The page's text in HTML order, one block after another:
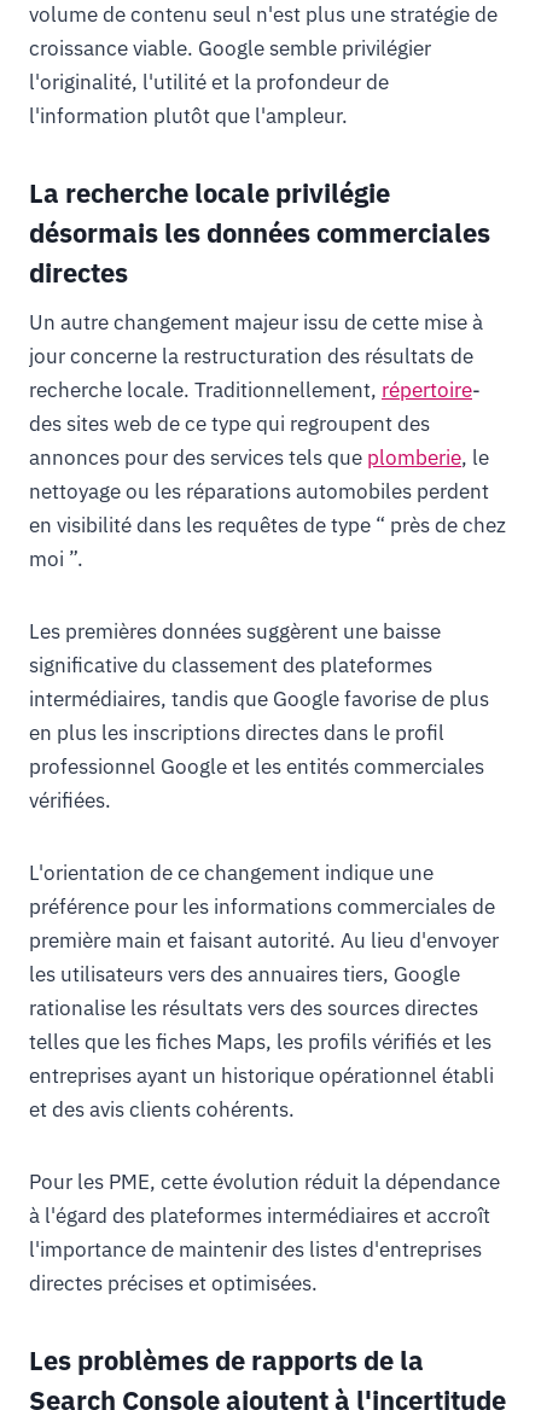
volume de contenu seul n'est plus une stratégie de
croissance viable. Google semble privilégier
l'originalité, l'utilité et la profondeur de
l'information plutôt que l'ampleur.
La recherche locale privilégie
désormais les données commerciales
directes
Un autre changement majeur issu de cette mise à
jour concerne la restructuration des résultats de
recherche locale. Traditionnellement, répertoire-
des sites web de ce type qui regroupent des
annonces pour des services tels que plomberie, le
nettoyage ou les réparations automobiles perdent
en visibilité dans les requêtes de type “ près de chez
moi ”.
Les premières données suggèrent une baisse
significative du classement des plateformes
intermédiaires, tandis que Google favorise de plus
en plus les inscriptions directes dans le profil
professionnel Google et les entités commerciales
vérifiées.
L'orientation de ce changement indique une
préférence pour les informations commerciales de
première main et faisant autorité. Au lieu d'envoyer
les utilisateurs vers des annuaires tiers, Google
rationalise les résultats vers des sources directes
telles que les fiches Maps, les profils vérifiés et les
entreprises ayant un historique opérationnel établi
et des avis clients cohérents.
Pour les PME, cette évolution réduit la dépendance
à l'égard des plateformes intermédiaires et accroît
l'importance de maintenir des listes d'entreprises
directes précises et optimisées.
Les problèmes de rapports de la
Search Console ajoutent à l'incertitude